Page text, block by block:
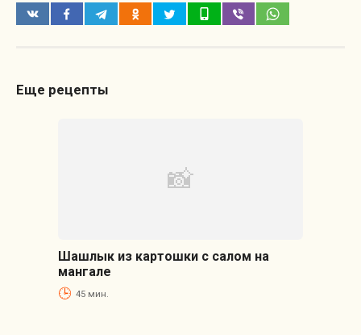
Еще рецепты
Шашлык из картошки с салом на
мангале
45 мин.